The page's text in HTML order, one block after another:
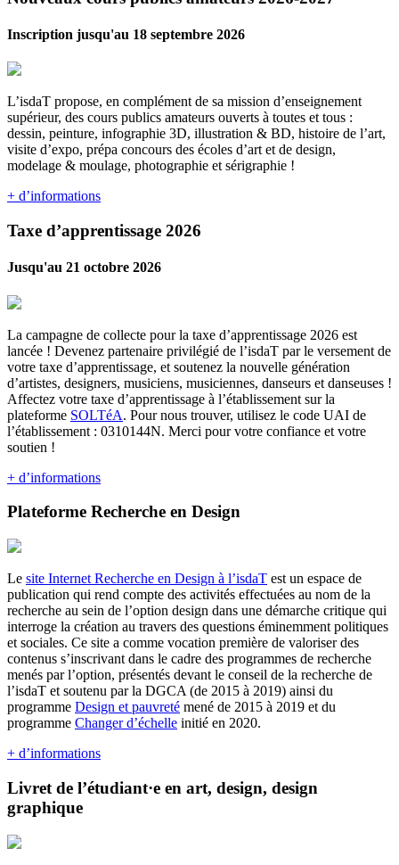
Inscription jusqu'au 18 septembre 2026
L’isdaT propose, en complément de sa mission d’enseignement
supérieur, des cours publics amateurs ouverts à toutes et tous :
dessin, peinture, infographie 3D, illustration & BD, histoire de l’art,
visite d’expo, prépa concours des écoles d’art et de design,
modelage & moulage, photographie et sérigraphie !
+ d’informations
Taxe d’apprentissage 2026
Jusqu'au 21 octobre 2026
La campagne de collecte pour la taxe d’apprentissage 2026 est
lancée ! Devenez partenaire privilégié de l’isdaT par le versement de
votre taxe d’apprentissage, et soutenez la nouvelle génération
d’artistes, designers, musiciens, musiciennes, danseurs et danseuses !
Affectez votre taxe d’apprentissage à l’établissement sur la
plateforme SOLTéA. Pour nous trouver, utilisez le code UAI de
l’établissement : 0310144N. Merci pour votre confiance et votre
soutien !
+ d’informations
Plateforme Recherche en Design
Le site Internet Recherche en Design à l’isdaT est un espace de
publication qui rend compte des activités effectuées au nom de la
recherche au sein de l’option design dans une démarche critique qui
interroge la création au travers des questions éminemment politiques
et sociales. Ce site a comme vocation première de valoriser des
contenus s’inscrivant dans le cadre des programmes de recherche
menés par l’option, présentés devant le conseil de la recherche de
l’isdaT et soutenu par la DGCA (de 2015 à 2019) ainsi du
programme Design et pauvreté mené de 2015 à 2019 et du
programme Changer d’échelle initié en 2020.
+ d’informations
Livret de l’étudiant·e en art, design, design
graphique